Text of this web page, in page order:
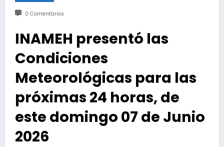
0 Comentarios
INAMEH presentó las
Condiciones
Meteorológicas para las
próximas 24 horas, de
este domingo 07 de Junio
2026